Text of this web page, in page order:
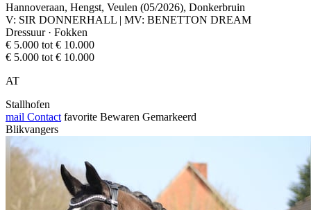
Hannoveraan, Hengst, Veulen (05/2026), Donkerbruin
V: SIR DONNERHALL | MV: BENETTON DREAM
Dressuur · Fokken
€ 5.000 tot € 10.000
€ 5.000 tot € 10.000
AT
Stallhofen
mail Contact favorite Bewaren Gemarkeerd
Blikvangers